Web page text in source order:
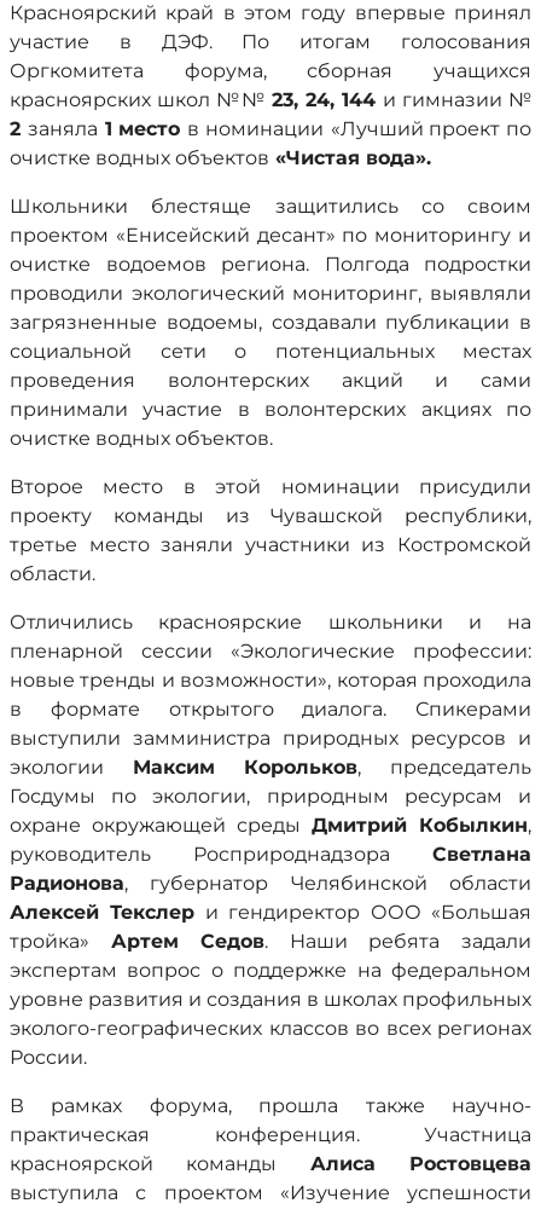
Красноярский край в этом году впервые принял
участие в ДЭФ. По итогам голосования
Оргкомитета форума, сборная учащихся
красноярских школ №№ 23, 24, 144 и гимназии №
2 заняла 1 место в номинации «Лучший проект по
очистке водных объектов «Чистая вода».
Школьники блестяще защитились со своим
проектом «Енисейский десант» по мониторингу и
очистке водоемов региона. Полгода подростки
проводили экологический мониторинг, выявляли
загрязненные водоемы, создавали публикации в
социальной сети о потенциальных местах
проведения волонтерских акций и сами
принимали участие в волонтерских акциях по
очистке водных объектов.
Второе место в этой номинации присудили
проекту команды из Чувашской республики,
третье место заняли участники из Костромской
области.
Отличились красноярские школьники и на
пленарной сессии «Экологические профессии:
новые тренды и возможности», которая проходила
в формате открытого диалога. Спикерами
выступили замминистра природных ресурсов и
экологии Максим Корольков, председатель
Госдумы по экологии, природным ресурсам и
охране окружающей среды Дмитрий Кобылкин,
руководитель Росприроднадзора Светлана
Радионова, губернатор Челябинской области
Алексей Текслер и гендиректор ООО «Большая
тройка» Артем Седов. Наши ребята задали
экспертам вопрос о поддержке на федеральном
уровне развития и создания в школах профильных
эколого-географических классов во всех регионах
России.
В рамках форума, прошла также научно-
практическая конференция. Участница
красноярской команды Алиса Ростовцева
выступила с проектом «Изучение успешности